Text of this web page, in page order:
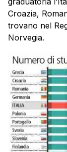
Croazia,
trovano nel
Norvegia.